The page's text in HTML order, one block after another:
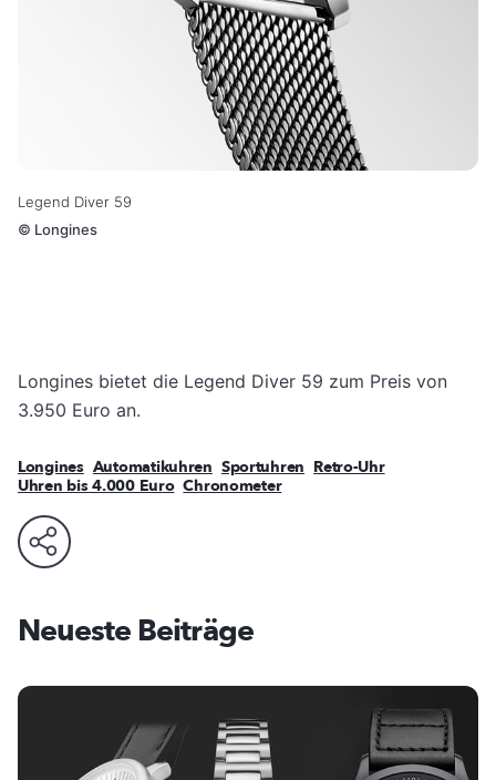
Legend Diver 59
© Longines
Longines bietet die Legend Diver 59 zum Preis von
3.950 Euro an.
Longines Automatikuhren Sportuhren Retro-Uhr
Uhren bis 4.000 Euro Chronometer
Neueste Beiträge